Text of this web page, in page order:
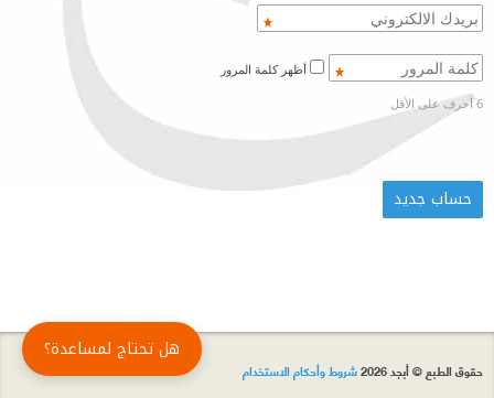
6 أحرف على الأقل
حقوق الطبع © أبجد 2026 شروط وأحكام الاستخدام
هل تحتاج لمساعدة؟